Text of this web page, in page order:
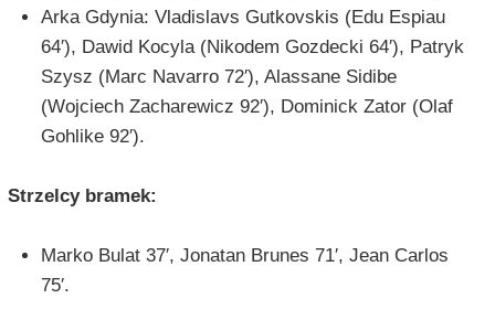
Arka Gdynia: Vladislavs Gutkovskis (Edu Espiau
64′), Dawid Kocyla (Nikodem Gozdecki 64′), Patryk
Szysz (Marc Navarro 72′), Alassane Sidibe
(Wojciech Zacharewicz 92′), Dominick Zator (Olaf
Gohlike 92′).
Strzelcy bramek:
Marko Bulat 37′, Jonatan Brunes 71′, Jean Carlos
75′.